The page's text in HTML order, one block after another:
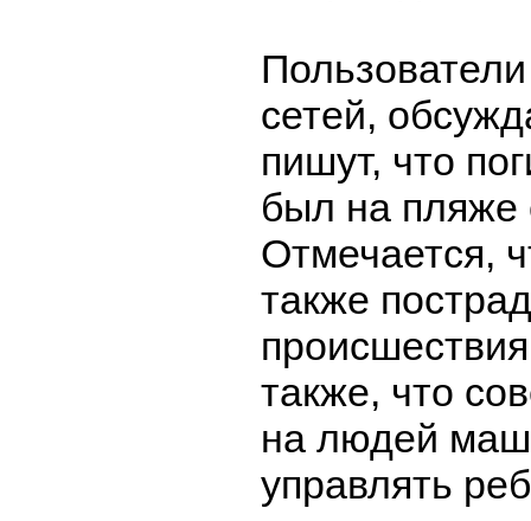
сетей,
пишут, что
был на пляже
Отмечается,
также
также, что
на людей
управлять